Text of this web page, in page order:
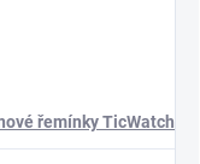
řemínky TicWatch